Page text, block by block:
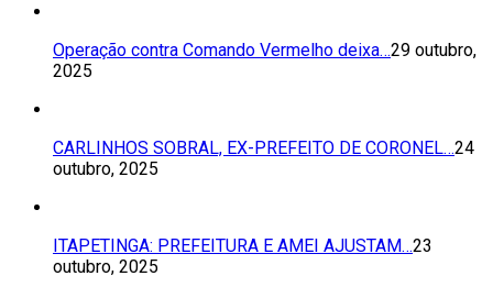
Operação contra Comando Vermelho deixa…29 outubro,
2025
CARLINHOS SOBRAL, EX-PREFEITO DE CORONEL…24
outubro, 2025
ITAPETINGA: PREFEITURA E AMEI AJUSTAM…23
outubro, 2025